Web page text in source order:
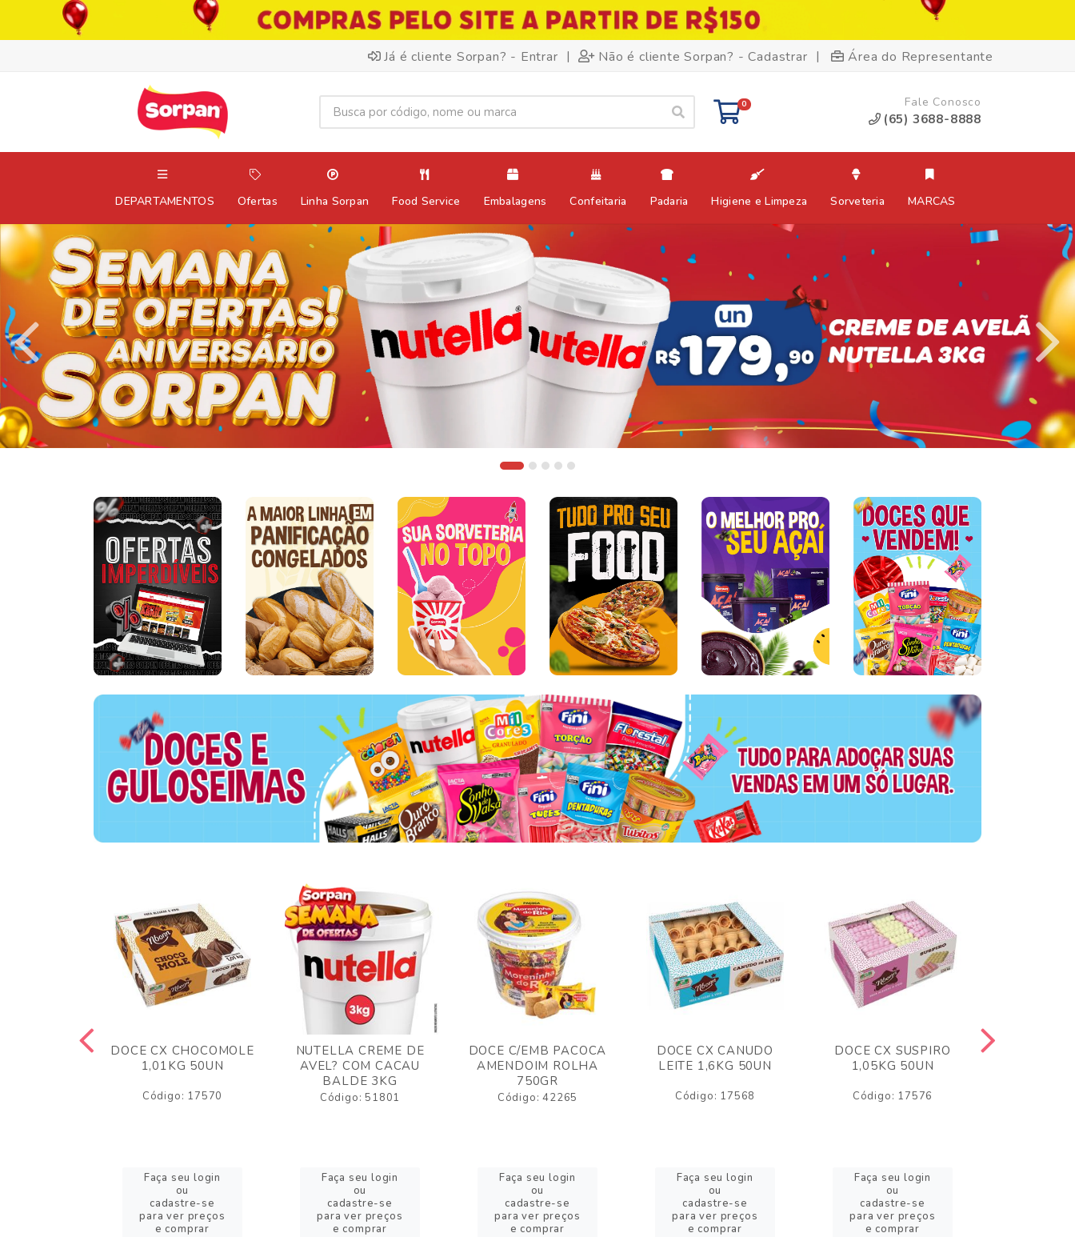
Já é cliente Sorpan? - Entrar | Não é cliente Sorpan? - Cadastrar | Área do Representante
0 Fale Conosco
(65) 3688-8888
DEPARTAMENTOS Ofertas Linha Sorpan Food Service Embalagens Confeitaria Padaria Higiene e Limpeza Sorveteria MARCAS
DOCE CX CHOCOMOLE
1,01KG 50UN
Código: 17570
Faça seu login
ou
cadastre-se
para ver preços
e comprar
NUTELLA CREME DE
AVEL? COM CACAU
BALDE 3KG
Código: 51801
Faça seu login
ou
cadastre-se
para ver preços
e comprar
DOCE C/EMB PACOCA
AMENDOIM ROLHA
750GR
Código: 42265
Faça seu login
ou
cadastre-se
para ver preços
e comprar
DOCE CX CANUDO
LEITE 1,6KG 50UN
Código: 17568
Faça seu login
ou
cadastre-se
para ver preços
e comprar
DOCE CX SUSPIRO
1,05KG 50UN
Código: 17576
Faça seu login
ou
cadastre-se
para ver preços
e comprar